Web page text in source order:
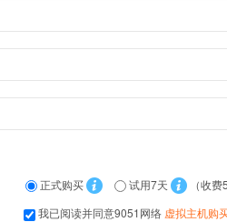
正式购买 试用7天
（收费
我已阅读并同意9051网络 虚拟主机购